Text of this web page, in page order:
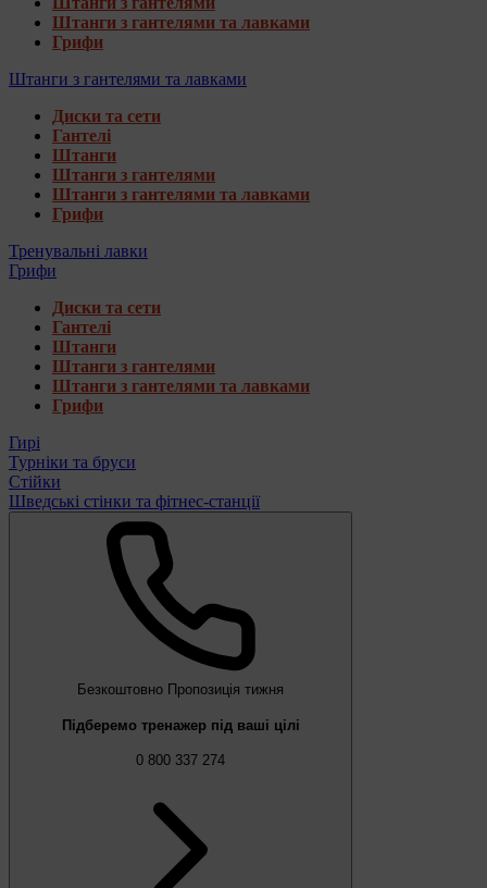
Штанги з гантелями та лавками
Грифи
Штанги з гантелями та лавками
Диски та сети
Гантелі
Штанги
Штанги з гантелями
Штанги з гантелями та лавками
Грифи
Тренувальні лавки
Грифи
Диски та сети
Гантелі
Штанги
Штанги з гантелями
Штанги з гантелями та лавками
Грифи
Гирі
Турніки та бруси
Стійки
Шведські стінки та фітнес-станції
Безкоштовно Пропозиція тижня
Підберемо тренажер під ваші цілі
0 800 337 274